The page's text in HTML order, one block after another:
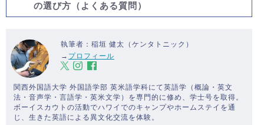
の選び方（よくある質問）
執筆者：稲垣 健太（ケンタトニック）
→ プロフィール
関西外国語大学 外国語学部 英米語学科にて英語学（概論・英文
法・音声学・言語学・英米文学）を専門的に修め、学士号を取得。
ボーイスカウトの活動でハワイでのキャンプやホームステイを通
じ、生きた英語による異文化交流を体験。